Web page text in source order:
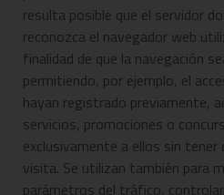
resulta posible que el servidor
reconozca el navegador web
finalidad de que la navegación
permitiendo, por ejemplo, el
hayan registrado previamente,
servicios, promociones o
exclusivamente a ellos sin
visita. Se utilizan también para
parámetros del tráfico,